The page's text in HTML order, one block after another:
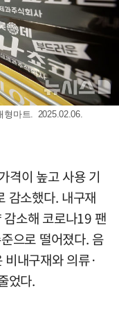
마트. 2025.02.06.
격이 높고 사용 기
감소했다. 내구재
소해 코로나19 팬
으로 떨어졌다. 음
내구재와 의류·
었다.